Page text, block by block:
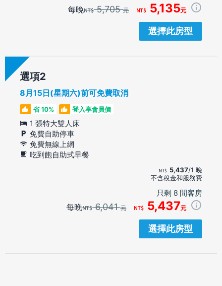
每晚 5,705元 5,135元
選擇此房型
選項
8月15日(星期六)前可免費取消
省 10% 登入享會員價
1 張特大雙人床
免費自助停車
免費無線上網
吃到飽自助式早餐
5,437/1 晚
不含稅金和服務費
只剩 8 間客房
每晚 6,041元 5,437元
選擇此房型